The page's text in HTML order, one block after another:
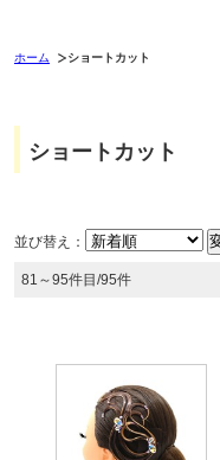
ホーム ショートカット
ショートカット
並び替え：
81～95件目/95件